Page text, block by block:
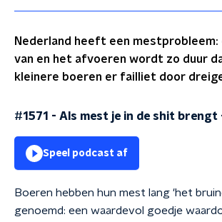
Nederland heeft een mestprobleem:
van en het afvoeren wordt zo duur
kleinere boeren er failliet door
#1571 - Als mest je in de shit brengt
Speel podcast af
Boeren hebben hun mest lang 'het
genoemd: een waardevol goedje